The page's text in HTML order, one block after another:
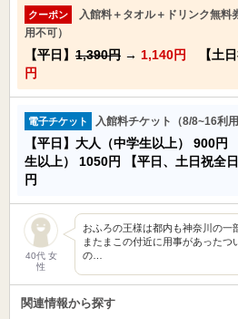
クーポン
入館料＋タオル＋ドリンク無
用不可）
【平日】 1,390円 → 1,140円 【土日
円
電子チケット 入館料チケット（8/8~16利用
【平日】大人（中学生以上） 900円
生以上） 1050円 【平日、土日祝全
円
40代 女
性
おふろの王様は都内も神奈川の一
またまこの付近に用事があったつ
の…
関連情報から探す